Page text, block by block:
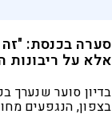
סערה בכנסת: "זה
אלא על ריבונות
בדיון סוער שנערך
בצפון, הנגפעים